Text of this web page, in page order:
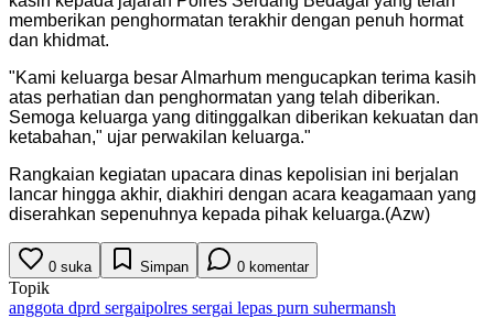
memberikan penghormatan terakhir dengan penuh hormat
dan khidmat.
"Kami keluarga besar Almarhum mengucapkan terima kasih
atas perhatian dan penghormatan yang telah diberikan.
Semoga keluarga yang ditinggalkan diberikan kekuatan dan
ketabahan," ujar perwakilan keluarga."
Rangkaian kegiatan upacara dinas kepolisian ini berjalan
lancar hingga akhir, diakhiri dengan acara keagamaan yang
diserahkan sepenuhnya kepada pihak keluarga.(Azw)
0 suka Simpan 0 komentar
Topik
anggota dprd sergaipolres sergai lepas purn suhermansh